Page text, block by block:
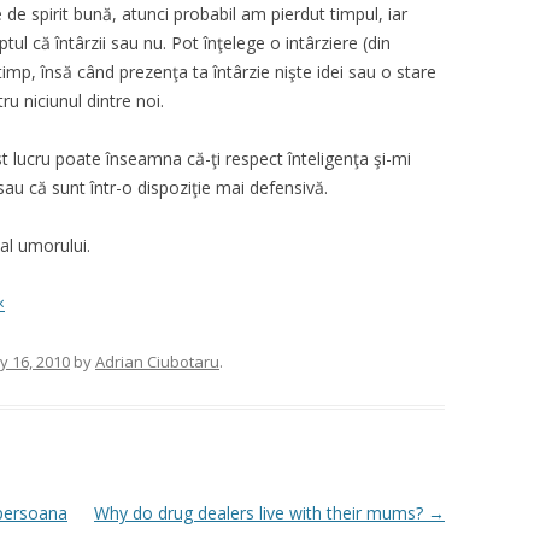
spirit bună, atunci probabil am pierdut timpul, iar
că întârzii sau nu. Pot înţelege o intârziere (din
însă când prezenţa ta întârzie nişte idei sau o stare
niciunul dintre noi.
lucru poate înseamna că-ţi respect înteligenţa şi-mi
că sunt într-o dispoziţie mai defensivă.
umorului.
16, 2010 byAdrian Ciubotaru.
Why do drug dealers live with their mums? →